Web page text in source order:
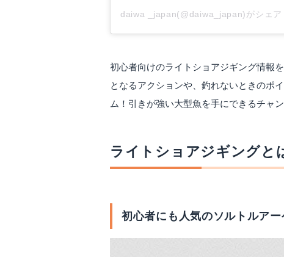
daiwa _japan(@daiwa_japan)がシェア
初心者向けのライトショアジギング情報
となるアクションや、釣れないときのポ
ム！引きが強い大型魚を手にできるチャ
ライトショアジギングと
初心者にも人気のソルトルアー